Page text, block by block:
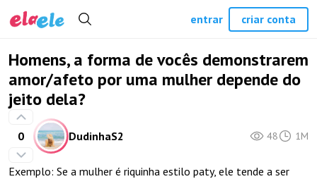
Homens, a forma de vocês demonstrarem
amor/afeto por uma mulher depende do
jeito dela?
0 DudinhaS2 48 1M
Exemplo: Se a mulher é riquinha estilo paty, ele tende a ser
entrar criar conta